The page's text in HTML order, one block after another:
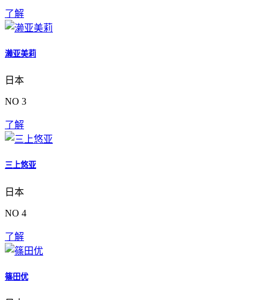
了解
濑亚美莉
日本
NO 3
了解
三上悠亚
日本
NO 4
了解
篠田优